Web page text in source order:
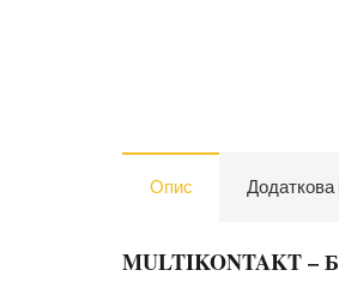
Опис Додаткова
MULTIKONTAKT